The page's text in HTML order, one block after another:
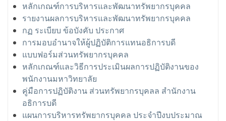
หลักเกณฑ์การบริหารและพัฒนาทรัพยากรบุคคล
รายงานผลการบริหารและพัฒนาทรัพยากรบุคคล
กฏ ระเบียบ ข้อบังคับ ประกาศ
การมอบอำนาจให้ผู้ปฏิบัติการแทนอธิการบดี
แบบฟอร์มส่วนทรัพยากรบุคคล
หลักเกณฑ์และวิธีการประเมินผลการปฏิบัติงานของ
พนักงานมหาวิทยาลัย
คู่มือการปฏิบัติงาน ส่วนทรัพยากรบุคลล สำนักงาน
อธิการบดี
แผนการบริหารทรัพยากรบุคคล ประจำปีงบประมาณ